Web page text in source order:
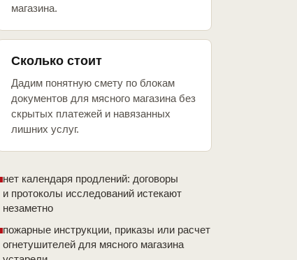
магазина.
Сколько стоит
Дадим понятную смету по блокам
документов для мясного магазина без
скрытых платежей и навязанных
лишних услуг.
нет календаря продлений: договоры
и протоколы исследований истекают
незаметно
пожарные инструкции, приказы или расчет
огнетушителей для мясного магазина